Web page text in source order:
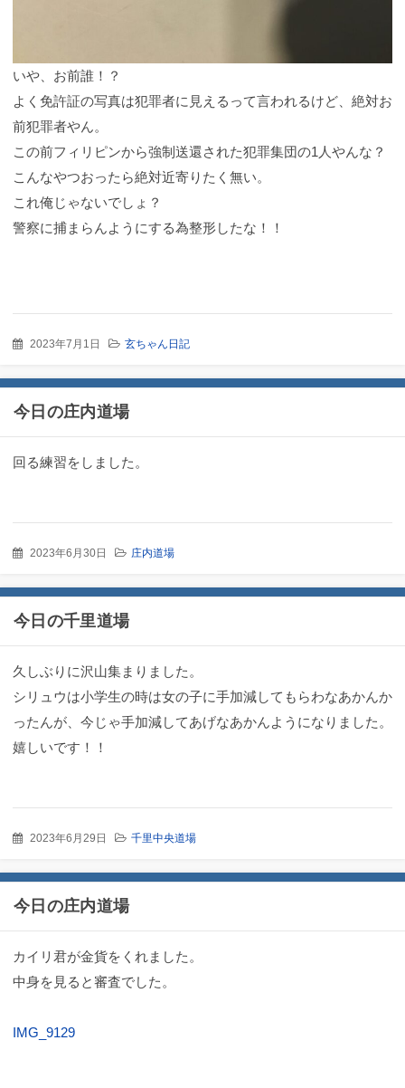
いや、お前誰！？
よく免許証の写真は犯罪者に見えるって言われるけど、絶対お
前犯罪者やん。
この前フィリピンから強制送還された犯罪集団の1人やんな？
こんなやつおったら絶対近寄りたく無い。
これ俺じゃないでしょ？
警察に捕まらんようにする為整形したな！！
2023年7月1日 玄ちゃん日記
今日の庄内道場
回る練習をしました。
2023年6月30日 庄内道場
今日の千里道場
久しぶりに沢山集まりました。
シリュウは小学生の時は女の子に手加減してもらわなあかんか
ったんが、今じゃ手加減してあげなあかんようになりました。
嬉しいです！！
2023年6月29日 千里中央道場
今日の庄内道場
カイリ君が金貨をくれました。
中身を見ると審査でした。
IMG_9129